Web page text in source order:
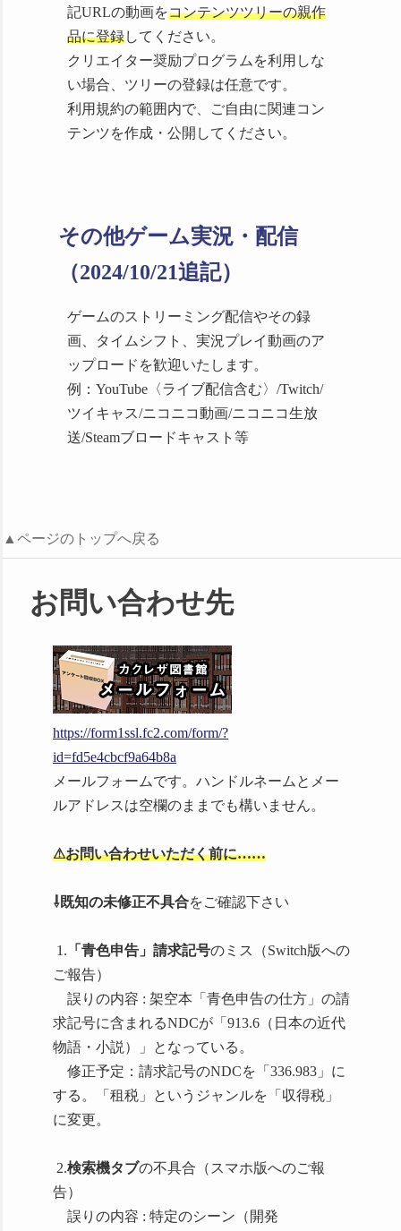
市立カクレザ図書館が5
月1日にNintendo Switchで
登場！司書体験で新たな
発見を楽しもう
https://voix.jp/edu/news/49161/
アプリゲット様
【本の貸出業務を行う斬
新極まる司書体験アドベ
ンチャー！SF・オカル
ト・ミステリ要素アリ！
https://appget.com/appli/view/79973/
ファミ通App様
【配信開始】あなたの選
る！人気ADV『市立カク
レザ図書館』がスマホで
登場！
https://app.famitsu.com/article/202409/18317
Kakureza tests your librarian
apprentice for a month
library/official-launch-
android-ios/
Kakureza Library – Số phận
画のアップロードを許可します。2024/10/21追
記 （例：YouTube〈ライブ配信含む〉/Twitch/
ツイキャス/ニコニコ動画/ニコニコ生放送/Steam
ブロードキャスト等）
また、ゲームプレイを収益化することができま
VTuber等も、問い合わせ・報告不要で配信を行
い、また、動画を作成し収益を得ることができ
ゲームのスクリーンショットをブログまたはソ
ーシャルメディアアカウント等に投稿できま
す。
ネタバレについては、各々の判断で注意喚起を
挟むなどしてください。
MODを作成し、無料で配布することができま
ます。ファンが作成したすべてのコンテンツを
販売できます。
Steamストアへのリンクやクレジットは任意で
ただし、以下の内容は禁止です。
に加担する、デマ、似非科学、代替医療情報の
拡散、その他公序良俗に反するもの。
登場人物のコスプレをしても良いですが、
出版、頒布、配信することは禁止します。
記URLの動画をコンテンツツリーの親作
品に登録してください。
クリエイター奨励プログラムを利用しな
い場合、ツリーの登録は任意です。
利用規約の範囲内で、ご自由に関連コン
テンツを作成・公開してください。
その他ゲーム実況・配信
（2024/10/21追記）
ゲームのストリーミング配信やその録
画、タイムシフト、実況プレイ動画のア
ップロードを歓迎いたします。
例：YouTube〈ライブ配信含む〉/Twitch/
ツイキャス/ニコニコ動画/ニコニコ生放
送/Steamブロードキャスト等
▲ページのトップへ戻る
お問い合わせ先
https://form1ssl.fc2.com/form/?
id=fd5e4cbcf9a64b8a
メールフォームです。ハンドルネームとメー
ルアドレスは空欄のままでも構いません。
⚠お問い合わせいただく前に……
⇩既知の未修正不具合をご確認下さい
1. 「青色申告」請求記号のミス（Switch版への
ご報告）
誤りの内容 : 架空本「青色申告の仕方」の請
求記号に含まれるNDCが「913.6（日本の近代
物語・小説）」となっている。
修正予定：請求記号のNDCを「336.983」に
する。「租税」というジャンルを「収得税」
に変更。
2.検索機タブの不具合（スマホ版へのご報
告）
誤りの内容 : 特定のシーン（開発